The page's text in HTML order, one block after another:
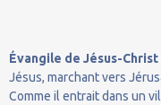
Évangile de Jésus-
Jésus, marchant vers
Comme il entrait dans un